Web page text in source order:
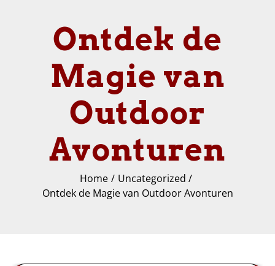
Ontdek de
Magie van
Outdoor
Avonturen
Home
Uncategorized
Ontdek de Magie van Outdoor Avonturen